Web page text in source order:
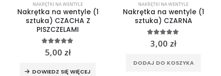
NAKRĘTKI NA WENTYLE
Nakrętka na wentyle (1
sztuka) CZACHA Z
PISZCZELAMI
5.00 out of 5
5,00 zł
DOWIEDZ SIĘ WIĘCEJ
NAKRĘTKI NA WENTYLE
Nakrętka na wentyle (1
sztuka) CZARNA
5.00 out of 5
3,00 zł
DODAJ DO KOSZYKA